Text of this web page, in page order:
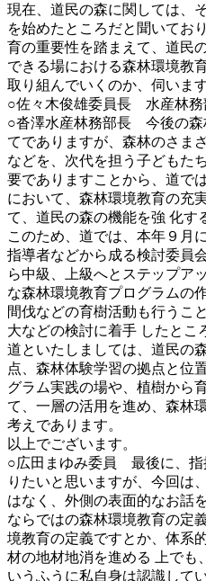
現在、道民の森に関しては、
を始めたところだと聞いてお
育の重要性を踏まえて、道民
できる場における森林環境教
取り組んでいくのか、伺います
○佐々木俊雄委員長 水産林務
○沓澤水産林務部長 今後の森
てでありますが、森林のさま
などを、次代を担う子どもた
要でありますことから、道で
において、森林環境教育の充
て、道民の森の機能を強 化す
このため、道では、本年９月
指導者などから成る検討委員
ら中級、上級へとステップア
な森林環境教育プログラムの
間伐などの育樹活動も行うこ
大などの検討に着手 したとこ
道といたしましては、道民の
点、森林体験学習の拠点と位
グラム実践の場や、植樹から
て、一層の活用を進め、森林
考えであります。
以上でございます。
○広田まゆみ委員 最後に、指
りたいと思いますが、今回は
はなく、外側の表面的なお話
ならではの森林環境教育の定
境教育の定義ですとか、体系
材の地材地消を進める 上でも
いうふうに私自身は認識してい